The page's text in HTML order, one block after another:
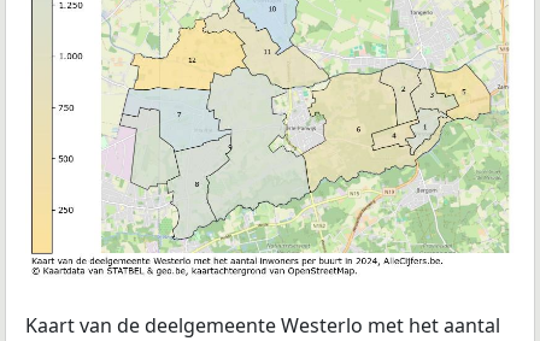
Kaart van de deelgemeente Westerlo met het aantal